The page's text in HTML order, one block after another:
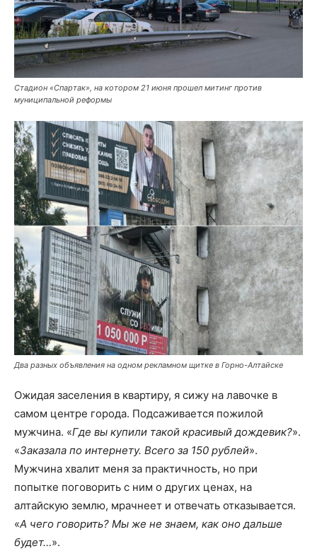
Стадион «Спартак», на котором 21 июня прошел митинг против
муниципальной реформы
Два разных объявления на одном рекламном щитке в Горно-Алтайске
Ожидая заселения в квартиру, я сижу на лавочке в
самом центре города. Подсаживается пожилой
мужчина. «Где вы купили такой красивый дождевик?».
«Заказала по интернету. Всего за 150 рублей».
Мужчина хвалит меня за практичность, но при
попытке поговорить с ним о других ценах, на
алтайскую землю, мрачнеет и отвечать отказывается.
«А чего говорить? Мы же не знаем, как оно дальше
будет…».